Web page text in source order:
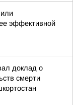
эффективной
доклад о
смерти